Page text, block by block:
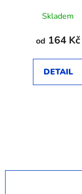
Skladem
od 164 Kč
DETAIL